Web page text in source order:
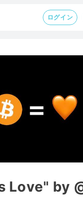
ログイン
Love" by